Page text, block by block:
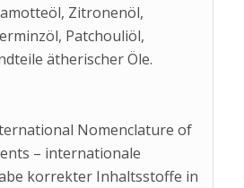
Zitronenöl,
Patchouliöl,
ätherischer Öle.
Nomenclature of
– internationale
korrekter Inhaltsstoffe in